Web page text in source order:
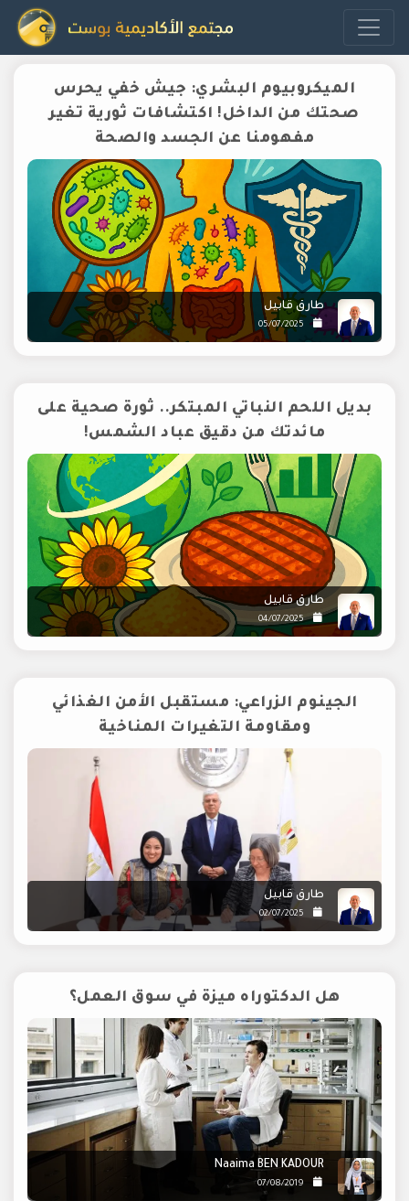
الميكروبيوم البشري: جيش خفي يحرس
صحتك من الداخل! اكتشافات ثورية تغير
مفهومنا عن الجسد والصحة
طارق قابيل
05/07/2025
بديل اللحم النباتي المبتكر.. ثورة صحية على
مائدتك من دقيق عباد الشمس!
طارق قابيل
04/07/2025
الجينوم الزراعي: مستقبل الأمن الغذائي
ومقاومة التغيرات المناخية
طارق قابيل
02/07/2025
هل الدكتوراه ميزة في سوق العمل؟
Naaima BEN KADOUR
07/08/2019